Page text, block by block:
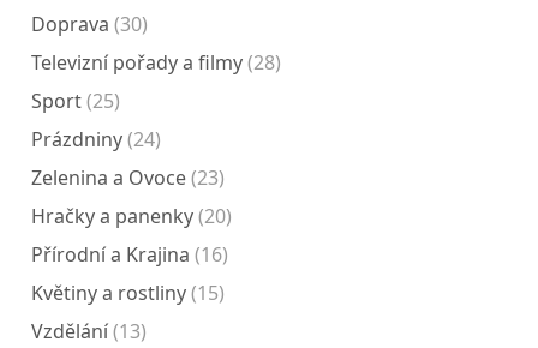
Doprava (30)
Televizní pořady a filmy(28)
Sport(25)
Prázdniny(24)
Zelenina a Ovoce(23)
Hračky a panenky(20)
Přírodní a Krajina (16)
Květiny a rostliny(15)
Vzdělání(13)